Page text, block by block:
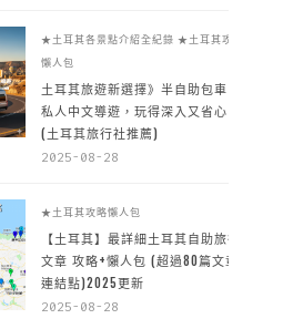
★土耳其各景點介紹全紀錄 ★土耳其攻略
懶人包
土耳其旅遊新選擇》半自助包車 +
私人中文導遊，玩得深入又省心
(土耳其旅行社推薦)
2025-08-28
★土耳其攻略懶人包
【土耳其】最詳細土耳其自助旅行
文章 攻略+懶人包 (超過80篇文章~
連結點)2025更新
2025-08-28